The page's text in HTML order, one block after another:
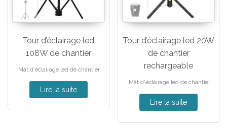
Tour d’éclairage led
108W de chantier
Mât d'éclairage led de chantier
Lire la suite
Tour d’éclairage led 20W
de chantier
rechargeable
Mât d'éclairage led de chantier
Lire la suite